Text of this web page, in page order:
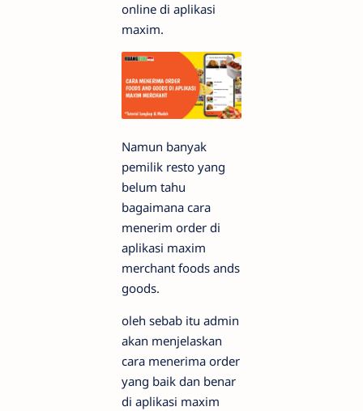
online di aplikasi
maxim.
Namun banyak
pemilik resto yang
belum tahu
bagaimana cara
menerim order di
aplikasi maxim
merchant foods ands
goods.
oleh sebab itu admin
akan menjelaskan
cara menerima order
yang baik dan benar
di aplikasi maxim